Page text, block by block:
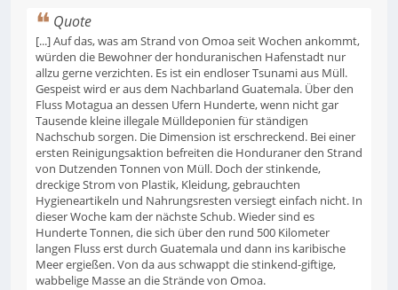
Quote
[...] Auf das, was am Strand von Omoa seit Wochen ankommt,
würden die Bewohner der honduranischen Hafenstadt nur
allzu gerne verzichten. Es ist ein endloser Tsunami aus Müll.
Gespeist wird er aus dem Nachbarland Guatemala. Über den
Fluss Motagua an dessen Ufern Hunderte, wenn nicht gar
Tausende kleine illegale Mülldeponien für ständigen
Nachschub sorgen. Die Dimension ist erschreckend. Bei einer
ersten Reinigungsaktion befreiten die Honduraner den Strand
von Dutzenden Tonnen von Müll. Doch der stinkende,
dreckige Strom von Plastik, Kleidung, gebrauchten
Hygieneartikeln und Nahrungsresten versiegt einfach nicht. In
dieser Woche kam der nächste Schub. Wieder sind es
Hunderte Tonnen, die sich über den rund 500 Kilometer
langen Fluss erst durch Guatemala und dann ins karibische
Meer ergießen. Von da aus schwappt die stinkend-giftige,
wabbelige Masse an die Strände von Omoa.